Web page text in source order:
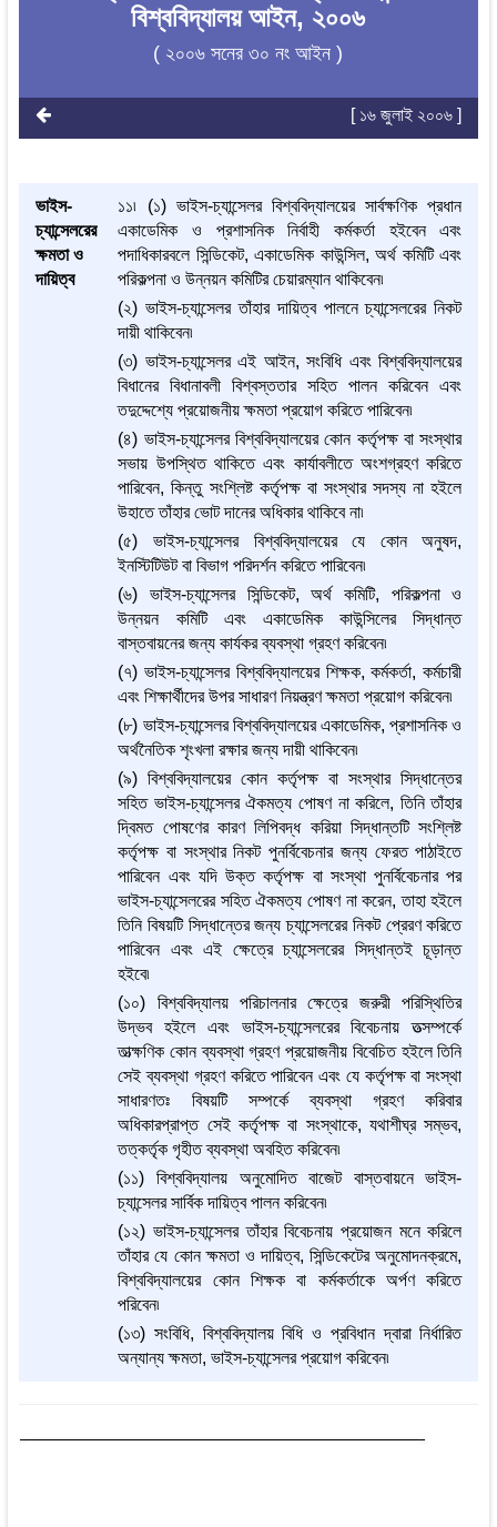
বিশ্ববিদ্যালয় আইন, ২০০৬
( ২০০৬ সনের ৩০ নং আইন )
[ ১৬ জুলাই ২০০৬ ]
ভাইস-
চ্যান্সেলরের
ক্ষমতা ও
দায়িত্ব
১১৷ (১) ভাইস-চ্যান্সেলর বিশ্ববিদ্যালয়ের সার্বক্ষণিক প্রধান
একাডেমিক ও প্রশাসনিক নির্বাহী কর্মকর্তা হইবেন এবং
পদাধিকারবলে সিন্ডিকেট, একাডেমিক কাউন্সিল, অর্থ কমিটি এবং
পরিকল্পনা ও উন্নয়ন কমিটির চেয়ারম্যান থাকিবেন৷
(২) ভাইস-চ্যান্সেলর তাঁহার দায়িত্ব পালনে চ্যান্সেলরের নিকট
দায়ী থাকিবেন৷
(৩) ভাইস-চ্যান্সেলর এই আইন, সংবিধি এবং বিশ্ববিদ্যালয়ের
বিধানের বিধানাবলী বিশ্বস্ততার সহিত পালন করিবেন এবং
তদুদ্দেশ্যে প্রয়োজনীয় ক্ষমতা প্রয়োগ করিতে পারিবেন৷
(৪) ভাইস-চ্যান্সেলর বিশ্ববিদ্যালয়ের কোন কর্তৃপক্ষ বা সংস্থার
সভায় উপস্থিত থাকিতে এবং কার্যাবলীতে অংশগ্রহণ করিতে
পারিবেন, কিন্তু সংশ্লিষ্ট কর্তৃপক্ষ বা সংস্থার সদস্য না হইলে
উহাতে তাঁহার ভোট দানের অধিকার থাকিবে না৷
(৫) ভাইস-চ্যান্সেলর বিশ্ববিদ্যালয়ের যে কোন অনুষদ,
ইনস্টিটিউট বা বিভাগ পরিদর্শন করিতে পারিবেন৷
(৬) ভাইস-চ্যান্সেলর সিন্ডিকেট, অর্থ কমিটি, পরিকল্পনা ও
উন্নয়ন কমিটি এবং একাডেমিক কাউন্সিলের সিদ্ধান্ত
বাস্তবায়নের জন্য কার্যকর ব্যবস্থা গ্রহণ করিবেন৷
(৭) ভাইস-চ্যান্সেলর বিশ্ববিদ্যালয়ের শিক্ষক, কর্মকর্তা, কর্মচারী
এবং শিক্ষার্থীদের উপর সাধারণ নিয়ন্ত্রণ ক্ষমতা প্রয়োগ করিবেন৷
(৮) ভাইস-চ্যান্সেলর বিশ্ববিদ্যালয়ের একাডেমিক, প্রশাসনিক ও
অর্থনৈতিক শৃংখলা রক্ষার জন্য দায়ী থাকিবেন৷
(৯) বিশ্ববিদ্যালয়ের কোন কর্তৃপক্ষ বা সংস্থার সিদ্ধান্তের
সহিত ভাইস-চ্যান্সেলর ঐকমত্য পোষণ না করিলে, তিনি তাঁহার
দ্বিমত পোষণের কারণ লিপিবদ্ধ করিয়া সিদ্ধান্তটি সংশ্লিষ্ট
কর্তৃপক্ষ বা সংস্থার নিকট পুনর্বিবেচনার জন্য ফেরত পাঠাইতে
পারিবেন এবং যদি উক্ত কর্তৃপক্ষ বা সংস্থা পুনর্বিবেচনার পর
ভাইস-চ্যান্সেলরের সহিত ঐকমত্য পোষণ না করেন, তাহা হইলে
তিনি বিষয়টি সিদ্ধান্তের জন্য চ্যান্সেলরের নিকট প্রেরণ করিতে
পারিবেন এবং এই ক্ষেত্রে চ্যান্সেলরের সিদ্ধান্তই চূড়ান্ত
হইবে৷
(১০) বিশ্ববিদ্যালয় পরিচালনার ক্ষেত্রে জরুরী পরিস্থিতির
উদ্ভব হইলে এবং ভাইস-চ্যান্সেলরের বিবেচনায় তত্সম্পর্কে
তাত্ক্ষণিক কোন ব্যবস্থা গ্রহণ প্রয়োজনীয় বিবেচিত হইলে তিনি
সেই ব্যবস্থা গ্রহণ করিতে পারিবেন এবং যে কর্তৃপক্ষ বা সংস্থা
সাধারণতঃ বিষয়টি সম্পর্কে ব্যবস্থা গ্রহণ করিবার
অধিকারপ্রাপ্ত সেই কর্তৃপক্ষ বা সংস্থাকে, যথাশীঘ্র সম্ভব,
তত্কর্তৃক গৃহীত ব্যবস্থা অবহিত করিবেন৷
(১১) বিশ্ববিদ্যালয় অনুমোদিত বাজেট বাস্তবায়নে ভাইস-
চ্যান্সেলর সার্বিক দায়িত্ব পালন করিবেন৷
(১২) ভাইস-চ্যান্সেলর তাঁহার বিবেচনায় প্রয়োজন মনে করিলে
তাঁহার যে কোন ক্ষমতা ও দায়িত্ব, সিন্ডিকেটের অনুমোদনক্রমে,
বিশ্ববিদ্যালয়ের কোন শিক্ষক বা কর্মকর্তাকে অর্পণ করিতে
পরিবেন৷
(১৩) সংবিধি, বিশ্ববিদ্যালয় বিধি ও প্রবিধান দ্বারা নির্ধারিত
অন্যান্য ক্ষমতা, ভাইস-চ্যান্সেলর প্রয়োগ করিবেন৷